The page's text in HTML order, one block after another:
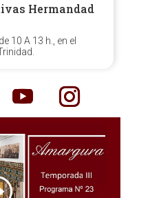
Hermandad
10 A 13 h., en el